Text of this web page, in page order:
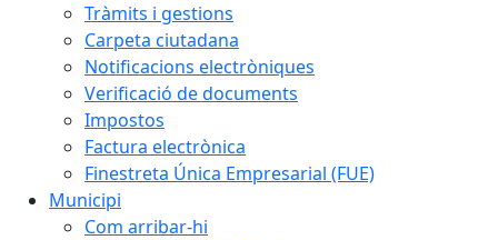
Tràmits i gestions
Carpeta ciutadana
Notificacions electròniques
Verificació de documents
Impostos
Factura electrònica
Finestreta Única Empresarial (FUE)
Municipi
Com arribar-hi